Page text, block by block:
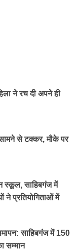
ने रच दी अपने ही
से टक्कर, मौके पर
स्कूल, साहिबगंज में
ने प्रतियोगिताओं में
समापन: साहिबगंज में 150
सम्मान